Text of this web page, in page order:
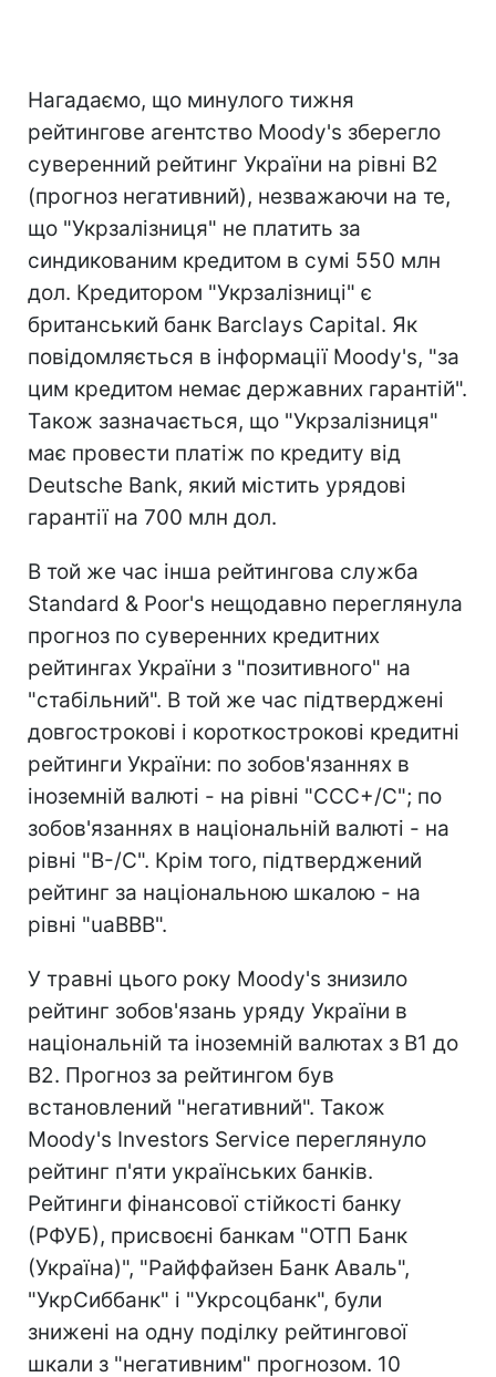
Нагадаємо, що минулого тижня
рейтингове агентство Moody's зберегло
суверенний рейтинг України на рівні B2
(прогноз негативний), незважаючи на те,
що "Укрзалізниця" не платить за
синдикованим кредитом в сумі 550 млн
дол. Кредитором "Укрзалізниці" є
британський банк Barclays Capital. Як
повідомляється в інформації Moody's, "за
цим кредитом немає державних гарантій".
Також зазначається, що "Укрзалізниця"
має провести платіж по кредиту від
Deutsche Bank, який містить урядові
гарантії на 700 млн дол.
В той же час інша рейтингова служба
Standard & Poor's нещодавно переглянула
прогноз по суверенних кредитних
рейтингах України з "позитивного" на
"стабільний". В той же час підтверджені
довгострокові і короткострокові кредитні
рейтинги України: по зобов'язаннях в
іноземній валюті - на рівні "CСС+/С"; по
зобов'язаннях в національній валюті - на
рівні "В-/С". Крім того, підтверджений
рейтинг за національною шкалою - на
рівні "uaBBB".
У травні цього року Moody's знизило
рейтинг зобов'язань уряду України в
національній та іноземній валютах з В1 до
В2. Прогноз за рейтингом був
встановлений "негативний". Також
Moody's Investors Service переглянуло
рейтинг п'яти українських банків.
Рейтинги фінансової стійкості банку
(РФУБ), присвоєні банкам "ОТП Банк
(Україна)", "Райффайзен Банк Аваль",
"УкрСиббанк" і "Укрсоцбанк", були
знижені на одну поділку рейтингової
шкали з "негативним" прогнозом. 10